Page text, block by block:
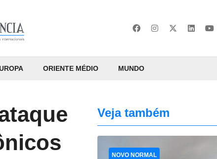
ORIENTE MÉDIO MUNDO
Veja também
NOVO NORMAL